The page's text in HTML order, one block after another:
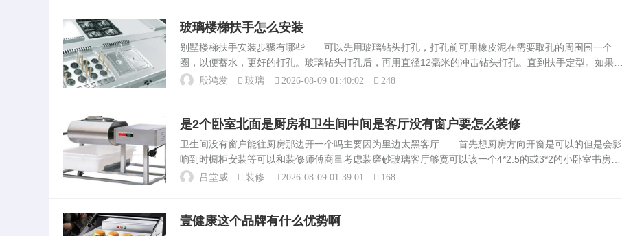
玻璃楼梯扶手怎么安装
别墅楼梯扶手安装步骤有哪些 可以先用玻璃钻头打孔，打孔前可用橡皮泥在需要取孔的周围围一个
圈，以便蓄水，更好的打孔。玻璃钻头打孔后，再用直径12毫米的冲击钻头打孔。直到扶手定型。如果扶
手表面出现划痕，可用加热毯加热后擦拭的办法来消除划痕。5、固定好扶手后再把扶手堵头、拉丝堵头
殷鸿发 玻璃 2026-08-09 01:40:02 248
是2个卧室北面是厨房和卫生间中间是客厅没有窗户要怎么装修
卫生间没有窗户能往厨房那边开一个吗主要因为里边太黑客厅 首先想厨房方向开窗是可以的但是会影
响到时橱柜安装等可以和装修师傅商量考虑装磨砂玻璃客厅够宽可以该一个4*2.5的或3*2的小卧室书房门
在厨房里怎么处理怎么装修 在这里土巴兔小编将和大家分享120条家庭装修注意事项的经验，包括客
吕堂威 装修 2026-08-09 01:39:01 168
壹健康这个品牌有什么优势啊